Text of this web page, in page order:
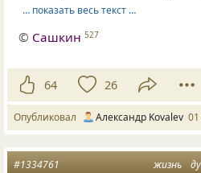
… показать весь текст …
© Сашкин 527
64 26
Опубликовал Александр Kovalev
жизнь
#1334761